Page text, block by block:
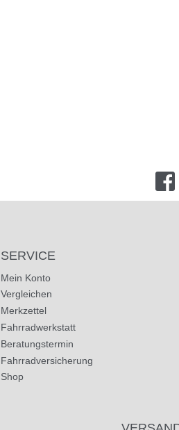
SERVICE
Mein Konto
Vergleichen
Merkzettel
Fahrradwerkstatt
Beratungstermin
Fahrradversicherung
Shop